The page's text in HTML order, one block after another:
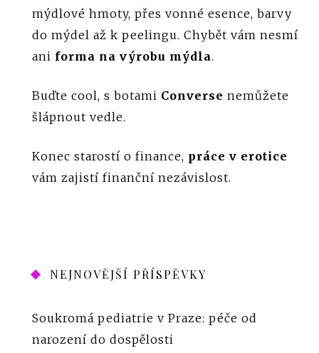
mýdlové hmoty, přes vonné esence, barvy
do mýdel až k peelingu. Chybět vám nesmí
ani forma na výrobu mýdla.
Buďte cool, s botami Converse nemůžete
šlápnout vedle.
Konec starostí o finance, práce v erotice
vám zajistí finanční nezávislost.
NEJNOVĚJŠÍ PŘÍSPĚVKY
Soukromá pediatrie v Praze: péče od
narození do dospělosti